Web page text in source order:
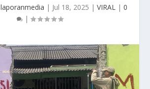
laporanmedia | Jul 18, 2025 | VIRAL | 0
|